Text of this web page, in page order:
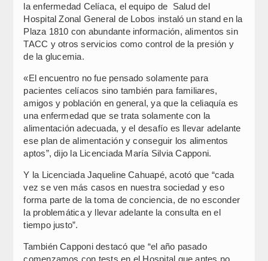
la enfermedad Celíaca, el equipo de Salud del
Hospital Zonal General de Lobos instaló un stand en la
Plaza 1810 con abundante información, alimentos sin
TACC y otros servicios como control de la presión y
de la glucemia.
«El encuentro no fue pensado solamente para
pacientes celíacos sino también para familiares,
amigos y población en general, ya que la celiaquía es
una enfermedad que se trata solamente con la
alimentación adecuada, y el desafío es llevar adelante
ese plan de alimentación y conseguir los alimentos
aptos”, dijo la Licenciada María Silvia Capponi.
Y la Licenciada Jaqueline Cahuapé, acotó que “cada
vez se ven más casos en nuestra sociedad y eso
forma parte de la toma de conciencia, de no esconder
la problemática y llevar adelante la consulta en el
tiempo justo”.
También Capponi destacó que “el año pasado
comenzamos con tests en el Hospital que antes no